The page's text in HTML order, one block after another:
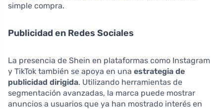
simple compra.
Publicidad en Redes Sociales
La presencia de Shein en plataformas como Instagram
y TikTok también se apoya en una estrategia de
publicidad dirigida. Utilizando herramientas de
segmentación avanzadas, la marca puede mostrar
anuncios a usuarios que ya han mostrado interés en